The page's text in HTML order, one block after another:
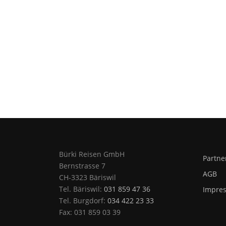
Bürki Reisen GmbH
Bernstrasse 7
CH-3323 Bäriswil
Tel. Bäriswil: 031 859 47 36
Tel. Burgdorf: 034 422 23 33
Fax: 031 859 03 39
AGB